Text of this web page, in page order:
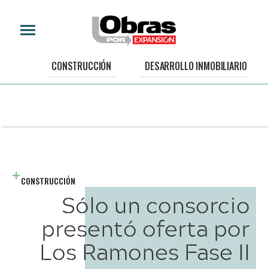
CONSTRUCCIÓN DESARROLLO INMOBILIARIO
CONSTRUCCIÓN
Sólo un consorcio
presentó oferta por
Los Ramones Fase II